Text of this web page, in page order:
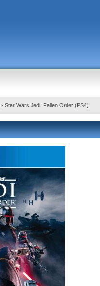
› Star Wars Jedi: Fallen Order (PS4)